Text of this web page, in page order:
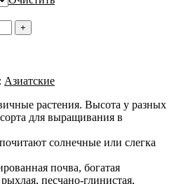
Азиатские
растения. Высота у разных
для выращивания в
солнечные или слегка
почва, богатая
песчано-глинистая,